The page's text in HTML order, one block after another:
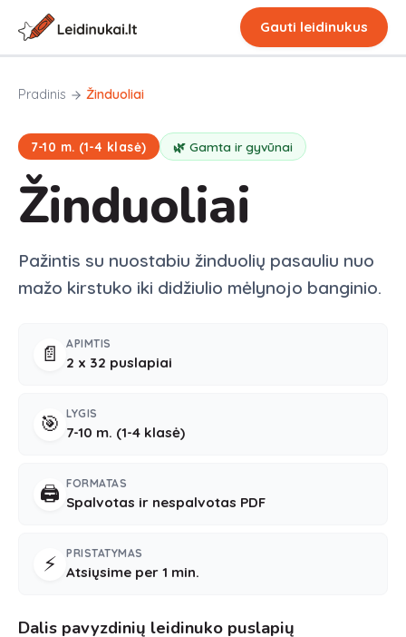
Gauti leidinukus
Pradinis Žinduoliai
7-10 m. (1-4 klasė) 🌿 Gamta ir gyvūnai
Žinduoliai
Pažintis su nuostabiu žinduolių pasauliu nuo
mažo kirstuko iki didžiulio mėlynojo banginio.
📄 APIMTIS
2 x 32 puslapiai
🎯 LYGIS
7-10 m. (1-4 klasė)
🖨️ FORMATAS
Spalvotas ir nespalvotas PDF
⚡ PRISTATYMAS
Atsiųsime per 1 min.
Dalis pavyzdinių leidinuko puslapių